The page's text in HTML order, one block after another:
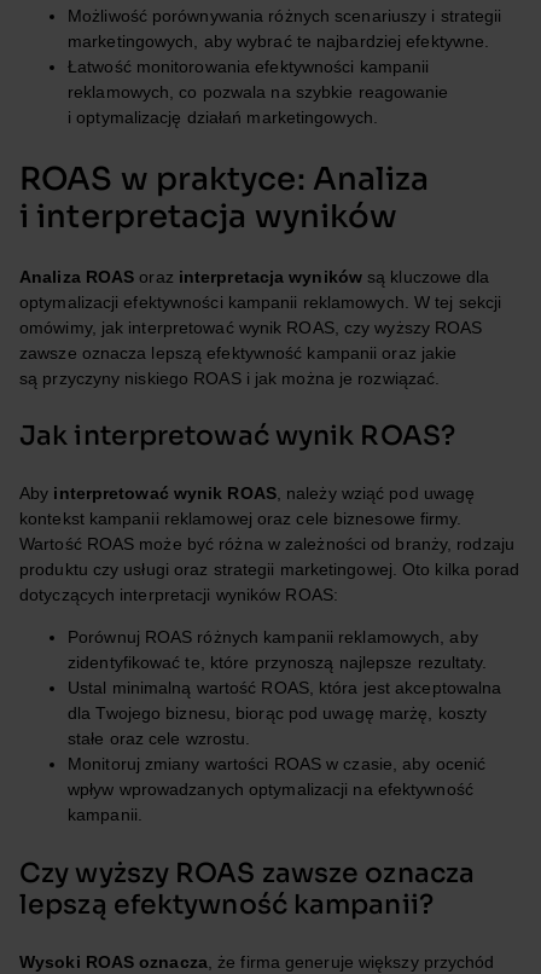
Możliwość porównywania różnych scenariuszy i strategii
marketingowych, aby wybrać te najbardziej efektywne.
Łatwość monitorowania efektywności kampanii
reklamowych, co pozwala na szybkie reagowanie
i optymalizację działań marketingowych.
ROAS w praktyce: Analiza
i interpretacja wyników
Analiza ROAS oraz interpretacja wynikówsą kluczowe dla
optymalizacji efektywności kampanii reklamowych. W tej sekcji
omówimy, jak interpretować wynik ROAS, czy wyższy ROAS
zawsze oznacza lepszą efektywność kampanii oraz jakie
są przyczyny niskiego ROAS i jak można je rozwiązać.
Jak interpretować wynik ROAS?
Aby interpretować wynik ROAS, należy wziąć pod uwagę
kontekst kampanii reklamowej oraz cele biznesowe firmy.
Wartość ROAS może być różna w zależności od branży, rodzaju
produktu czy usługi oraz strategii marketingowej. Oto kilka porad
dotyczących interpretacji wyników ROAS:
Porównuj ROAS różnych kampanii reklamowych, aby
zidentyfikować te, które przynoszą najlepsze rezultaty.
Ustal minimalną wartość ROAS, która jest akceptowalna
dla Twojego biznesu, biorąc pod uwagę marżę, koszty
stałe oraz cele wzrostu.
Monitoruj zmiany wartości ROAS w czasie, aby ocenić
wpływ wprowadzanych optymalizacji na efektywność
kampanii.
Czy wyższy ROAS zawsze oznacza
lepszą efektywność kampanii?
Wysoki ROAS oznacza, że firma generuje większy przychód